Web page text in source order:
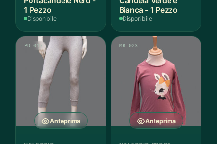
1 Pezzo
Disponibile
Bianca - 1 Pezzo
Disponibile
Anteprima
PD 047
Anteprima
MB 023